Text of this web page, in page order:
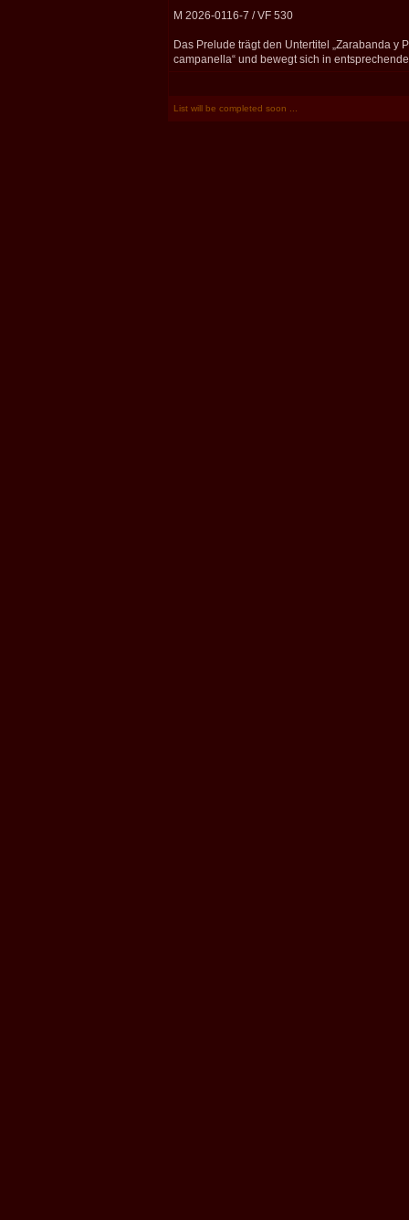
M 2026-0116-7 / VF 530
Das Prelude trägt den Untertitel „Zarabanda y
campanella“ und bewegt sich in
List will be completed soon ...